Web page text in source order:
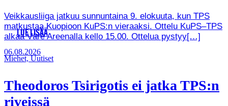
Veikkausliiga jatkuu sunnuntaina 9. elokuuta, kun TPS
matkustaa Kuopioon KuPS:n vieraaksi. Ottelu KuPS–TPS
alkaa Väre Areenalla kello 15.00. Ottelua pystyy[…]
LUE LISÄÄ
06.08.2026
Miehet, Uutiset
Theodoros Tsirigotis ei jatka TPS:n
riveissä